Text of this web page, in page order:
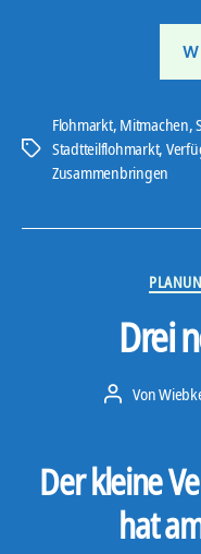
Schlagwörter
Flohmarkt, Mitmachen,
Stadtteilflohmarkt,
Zusammenbringen
Drei
Beitragsautor
Von
Der kleine
hat